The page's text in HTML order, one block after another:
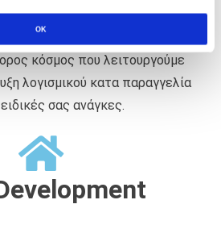
OK
Software
κόσμος που λειτουργούμε
λογισμικού κατα παραγγελία
ειδικές σας ανάγκες.